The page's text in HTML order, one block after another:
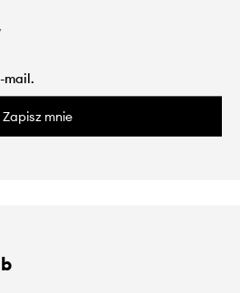
Zapisz mnie